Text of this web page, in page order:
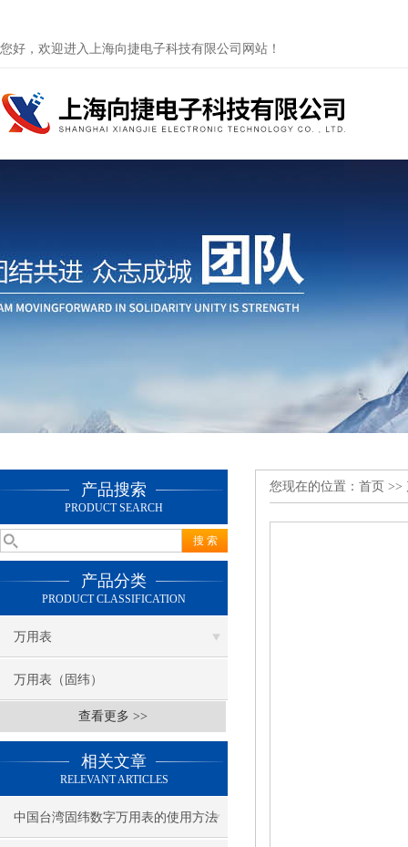
您好，欢迎进入上海向捷电子科技有限公司网站！
产品搜索
PRODUCT SEARCH
产品分类
PRODUCT CLASSIFICATION
万用表
万用表（固纬）
查看更多 >>
相关文章
RELEVANT ARTICLES
中国台湾固纬数字万用表的使用方法
您现在的位置： 首页 >>